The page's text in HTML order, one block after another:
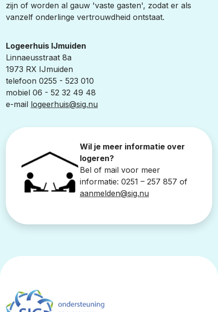
zijn of worden al gauw 'vaste gasten', zodat er als
vanzelf onderlinge vertrouwdheid ontstaat.
Logeerhuis IJmuiden
Linnaeusstraat 8a
1973 RX IJmuiden
telefoon 0255 - 523 010
mobiel 06 - 52 32 49 48
e-mail logeerhuis@sig.nu
Wil je meer informatie over
logeren?
Bel of mail voor meer
informatie: 0251 – 257 857 of
aanmelden@sig.nu